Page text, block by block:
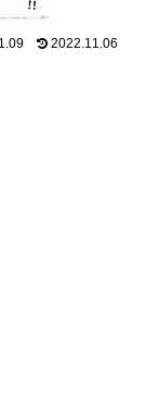
2022.11.06